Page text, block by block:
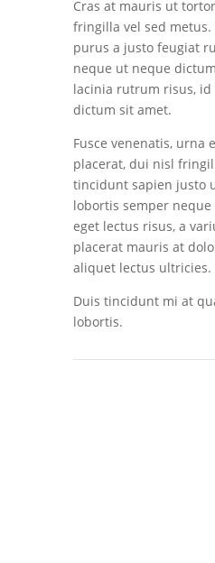
Cras at mauris ut
fringilla vel sed
purus a justo feugiat
neque ut neque
lacinia rutrum risus, id
dictum sit amet.
Fusce venenatis, urna
placerat, dui nisl
tincidunt sapien justo
lobortis semper neque
eget lectus risus, a
placerat mauris at
aliquet lectus ultricies.
Duis tincidunt mi at
lobortis.